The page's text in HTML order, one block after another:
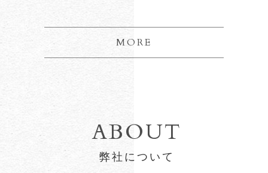
MORE
ABOUT
弊社について